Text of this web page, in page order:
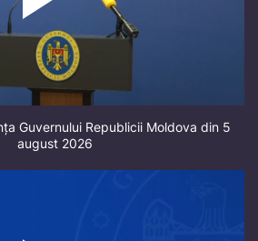
Guvernului Republicii Moldova din 5
august 2026